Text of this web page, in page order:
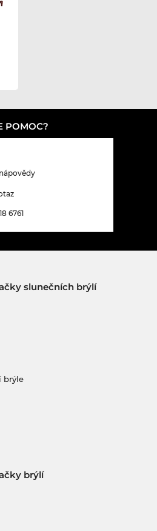
POMOC?
6761
slunečních brýlí
brýle
brýlí